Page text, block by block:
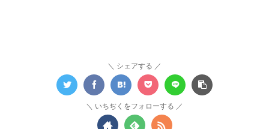
シェアする
いちぢくをフォローする